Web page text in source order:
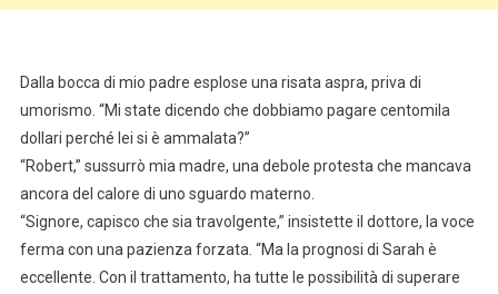
Dalla bocca di mio padre esplose una risata aspra, priva di
umorismo. “Mi state dicendo che dobbiamo pagare centomila
dollari perché lei si è ammalata?”
“Robert,” sussurrò mia madre, una debole protesta che mancava
ancora del calore di uno sguardo materno.
“Signore, capisco che sia travolgente,” insistette il dottore, la voce
ferma con una pazienza forzata. “Ma la prognosi di Sarah è
eccellente. Con il trattamento, ha tutte le possibilità di superare